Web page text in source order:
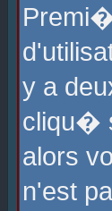
y a
cliqu�
alors
n'est